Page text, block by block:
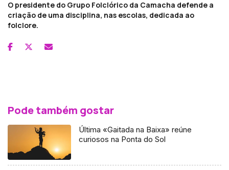
O presidente do Grupo Folclórico da Camacha defende a
criação de uma disciplina, nas escolas, dedicada ao
folclore.
Pode também gostar
Última «Gaitada na Baixa» reúne
curiosos na Ponta do Sol